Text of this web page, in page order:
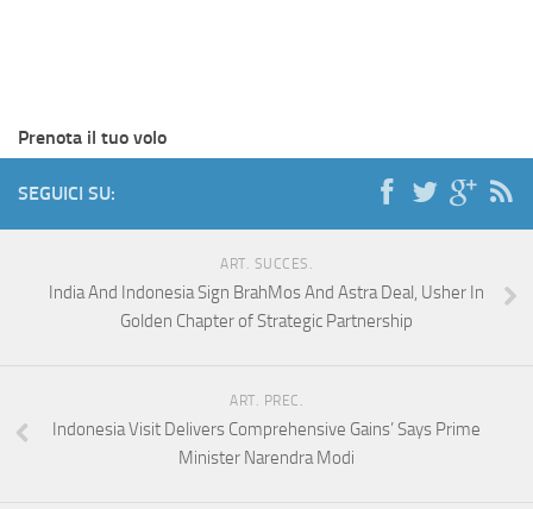
Prenota il tuo volo
SEGUICI SU:
ART. SUCCES.
India And Indonesia Sign BrahMos And Astra Deal, Usher In
Golden Chapter of Strategic Partnership
ART. PREC.
Indonesia Visit Delivers Comprehensive Gains’ Says Prime
Minister Narendra Modi